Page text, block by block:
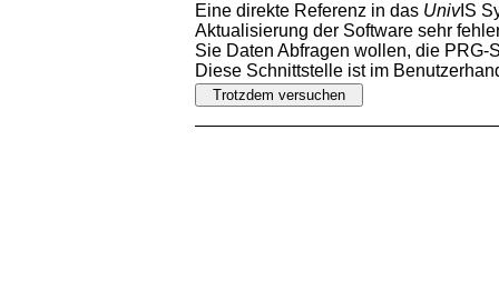
Eine direkte Referenz in das UnivIS
Aktualisierung der Software sehr
Sie Daten Abfragen wollen, die PRG-
Diese Schnittstelle ist im